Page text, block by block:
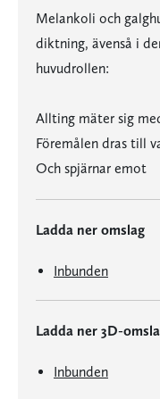
Melankoli och
diktning, ävenså i
huvudrollen:
Allting mäter sig
Föremålen dras till
Och spjärnar emot
Ladda ner omslag
Inbunden
Ladda ner 3D-
Inbunden